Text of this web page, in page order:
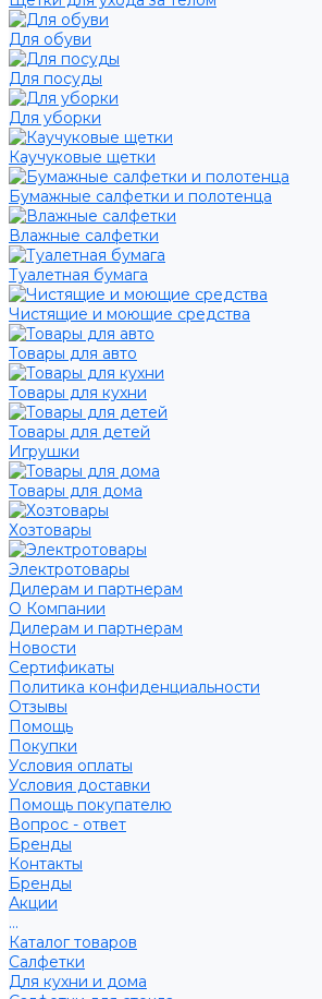
Для обуви
Для посуды
Для уборки
Каучуковые щетки
Бумажные салфетки и полотенца
Влажные салфетки
Туалетная бумага
Чистящие и моющие средства
Товары для авто
Товары для кухни
Товары для детей
Игрушки
Товары для дома
Хозтовары
Электротовары
Дилерам и партнерам
О Компании
Дилерам и партнерам
Новости
Сертификаты
Политика конфиденциальности
Отзывы
Помощь
Покупки
Условия оплаты
Условия доставки
Помощь покупателю
Вопрос - ответ
Бренды
Контакты
Бренды
Акции
...
Каталог товаров
Салфетки
Для кухни и дома